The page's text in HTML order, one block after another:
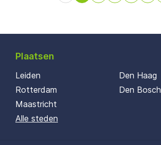
Plaatsen
Leiden
Rotterdam
Maastricht
Den Haag
Den Bosch
Alle steden